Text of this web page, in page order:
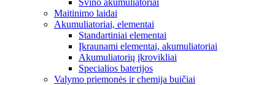
Švino akumuliatoriai
Maitinimo laidai
Akumuliatoriai, elementai
Standartiniai elementai
Įkraunami elementai, akumuliatoriai
Akumuliatorių įkrovikliai
Specialios baterijos
Valymo priemonės ir chemija buičiai